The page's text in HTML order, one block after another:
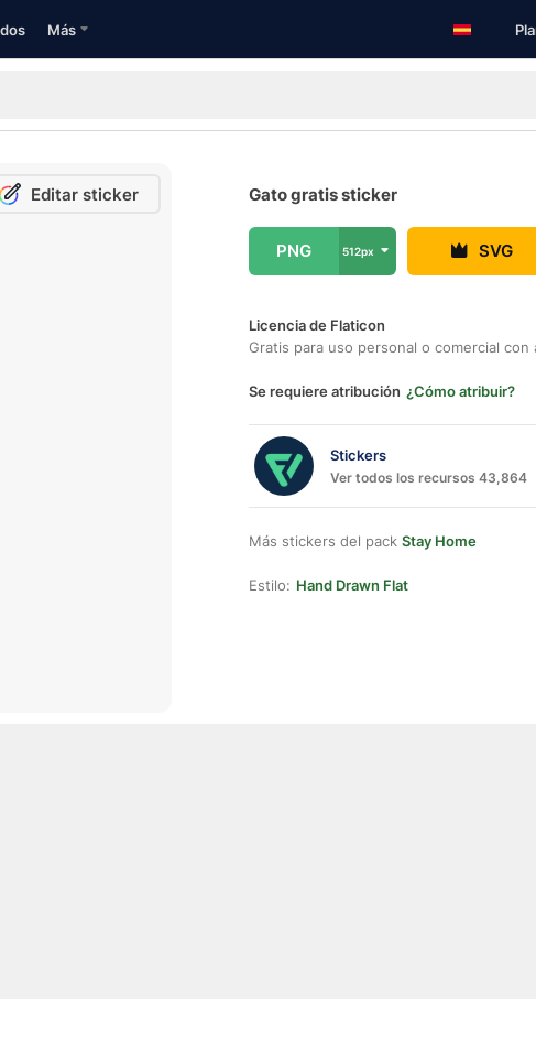
Más
Editar sticker Gato gratis sticker
PNG 512px SVG
Licencia de Flaticon
Gratis para uso personal o comercial con
Se requiere atribución ¿Cómo atribuir?
Stickers
Ver todos los recursos 43,864
Más stickers del pack Stay Home
Estilo: Hand Drawn Flat